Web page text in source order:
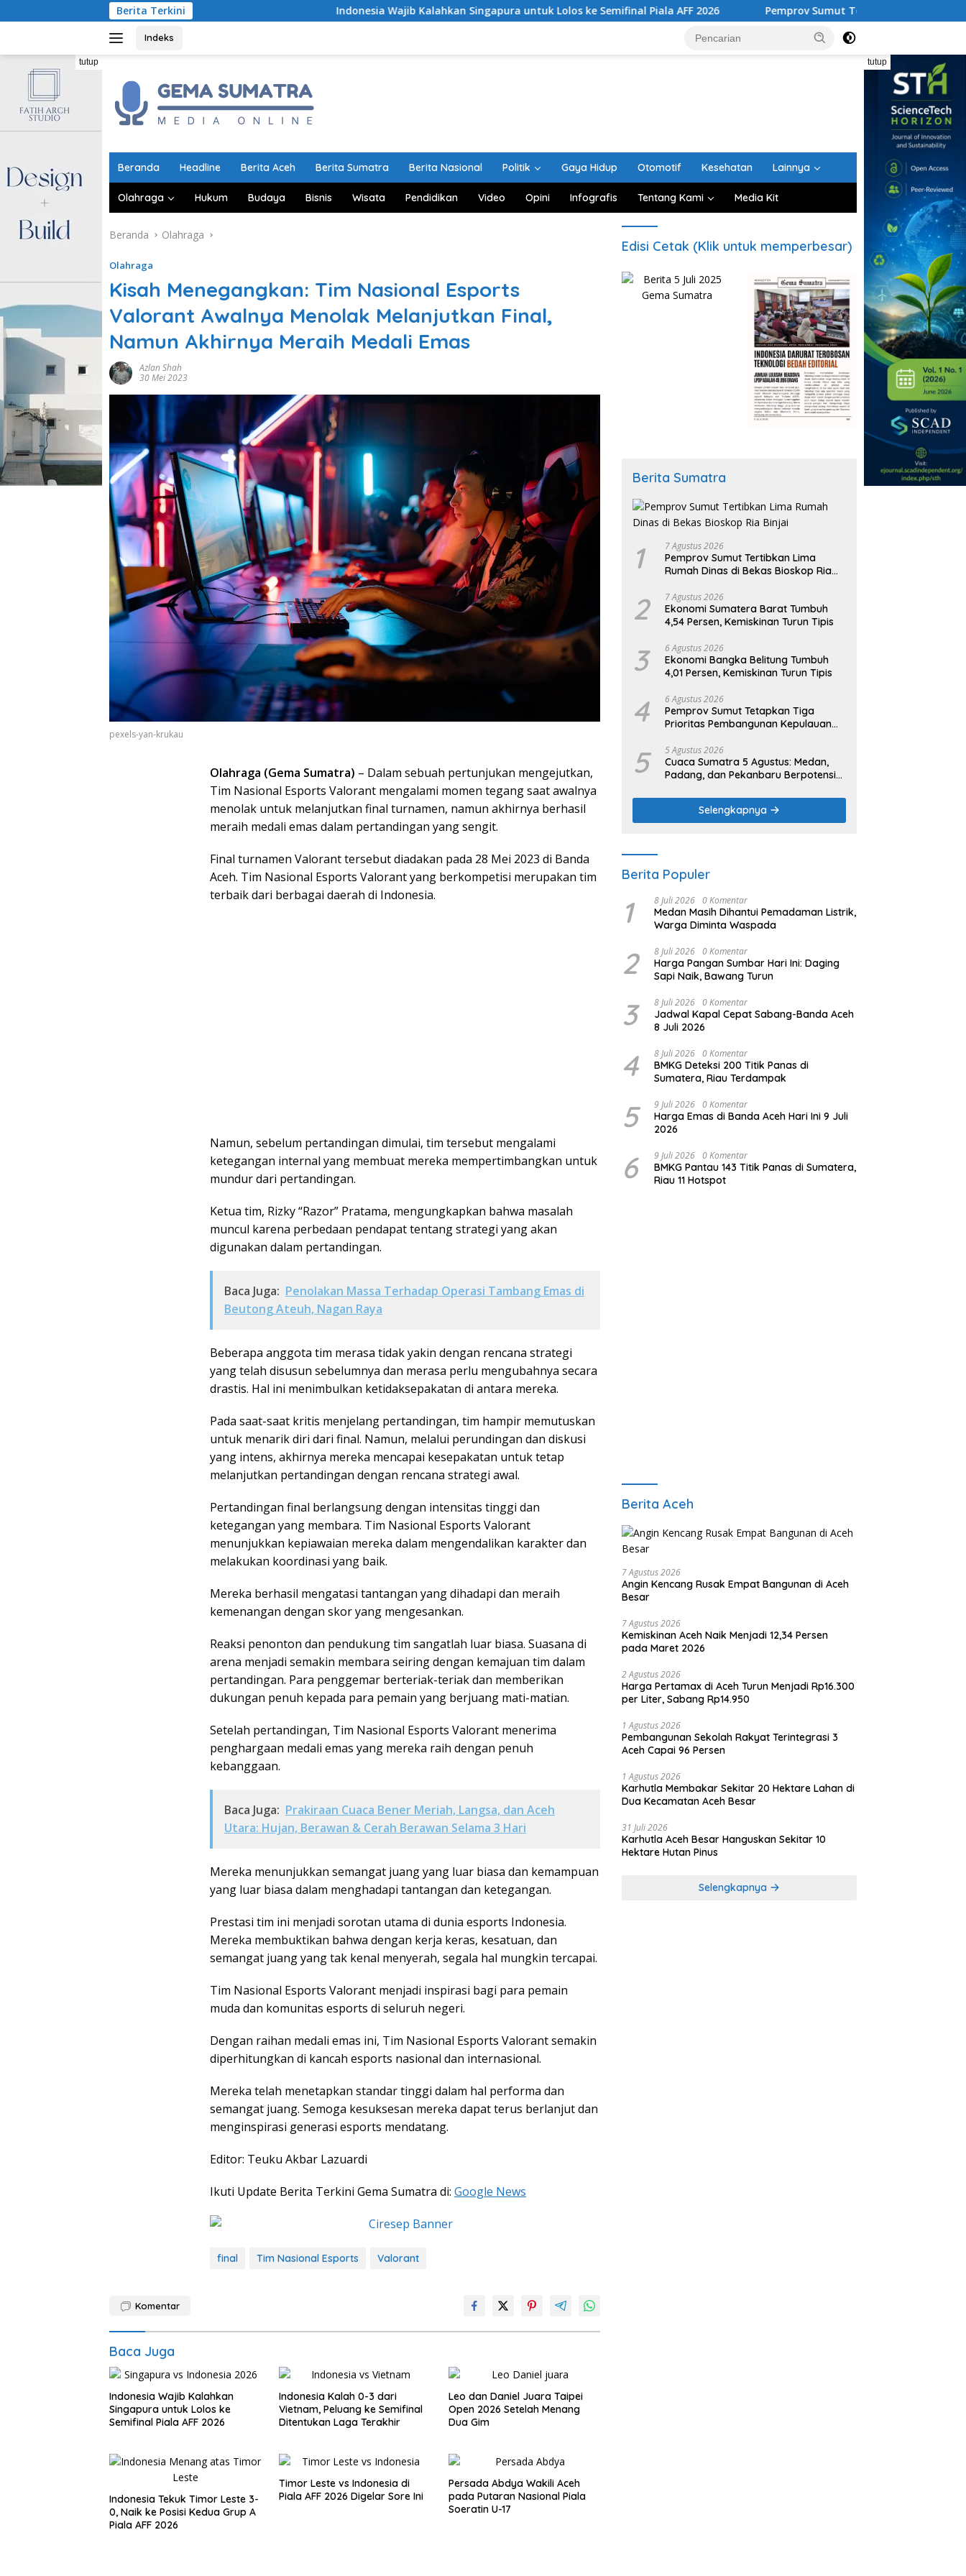
ke
Berita Terkini Indonesia Wajib Kalahkan Singapura untuk Lolos ke Semifinal Piala AFF 2026 Pemprov Sumut Tertibkan Lima Rumah Dinas di
Indeks
tutup tutup
Beranda Headline Berita Aceh Berita Sumatra Berita Nasional Politik Gaya Hidup Otomotif Kesehatan Lainnya
Olahraga Hukum Budaya Bisnis Wisata Pendidikan Video Opini Infografis Tentang Kami Media Kit
Beranda Olahraga
Olahraga
Kisah Menegangkan: Tim Nasional Esports
Valorant Awalnya Menolak Melanjutkan Final,
Namun Akhirnya Meraih Medali Emas
Azlan Shah
30 Mei 2023
pexels-yan-krukau
Olahraga (Gema Sumatra) – Dalam sebuah pertunjukan mengejutkan,
Tim Nasional Esports Valorant mengalami momen tegang saat awalnya
menolak untuk melanjutkan final turnamen, namun akhirnya berhasil
meraih medali emas dalam pertandingan yang sengit.
Final turnamen Valorant tersebut diadakan pada 28 Mei 2023 di Banda
Aceh. Tim Nasional Esports Valorant yang berkompetisi merupakan tim
terbaik dari berbagai daerah di Indonesia.
Namun, sebelum pertandingan dimulai, tim tersebut mengalami
ketegangan internal yang membuat mereka mempertimbangkan untuk
mundur dari pertandingan.
Ketua tim, Rizky “Razor” Pratama, mengungkapkan bahwa masalah
muncul karena perbedaan pendapat tentang strategi yang akan
digunakan dalam pertandingan.
Baca Juga: Penolakan Massa Terhadap Operasi Tambang Emas di
Beutong Ateuh, Nagan Raya
Beberapa anggota tim merasa tidak yakin dengan rencana strategi
yang telah disusun sebelumnya dan merasa perlu mengubahnya secara
drastis. Hal ini menimbulkan ketidaksepakatan di antara mereka.
Pada saat-saat kritis menjelang pertandingan, tim hampir memutuskan
untuk menarik diri dari final. Namun, melalui perundingan dan diskusi
yang intens, akhirnya mereka mencapai kesepakatan untuk tetap
melanjutkan pertandingan dengan rencana strategi awal.
Pertandingan final berlangsung dengan intensitas tinggi dan
ketegangan yang membara. Tim Nasional Esports Valorant
menunjukkan kepiawaian mereka dalam mengendalikan karakter dan
melakukan koordinasi yang baik.
Mereka berhasil mengatasi tantangan yang dihadapi dan meraih
kemenangan dengan skor yang mengesankan.
Reaksi penonton dan pendukung tim sangatlah luar biasa. Suasana di
arena menjadi semakin membara seiring dengan kemajuan tim dalam
pertandingan. Para penggemar berteriak-teriak dan memberikan
dukungan penuh kepada para pemain yang berjuang mati-matian.
Setelah pertandingan, Tim Nasional Esports Valorant menerima
penghargaan medali emas yang mereka raih dengan penuh
kebanggaan.
Baca Juga: Prakiraan Cuaca Bener Meriah, Langsa, dan Aceh
Utara: Hujan, Berawan & Cerah Berawan Selama 3 Hari
Mereka menunjukkan semangat juang yang luar biasa dan kemampuan
yang luar biasa dalam menghadapi tantangan dan ketegangan.
Prestasi tim ini menjadi sorotan utama di dunia esports Indonesia.
Mereka membuktikan bahwa dengan kerja keras, kesatuan, dan
semangat juang yang tak kenal menyerah, segala hal mungkin tercapai.
Tim Nasional Esports Valorant menjadi inspirasi bagi para pemain
muda dan komunitas esports di seluruh negeri.
Dengan raihan medali emas ini, Tim Nasional Esports Valorant semakin
diperhitungkan di kancah esports nasional dan internasional.
Mereka telah menetapkan standar tinggi dalam hal performa dan
semangat juang. Semoga kesuksesan mereka dapat terus berlanjut dan
menginspirasi generasi esports mendatang.
Editor: Teuku Akbar Lazuardi
Ikuti Update Berita Terkini Gema Sumatra di: Google News
final Tim Nasional Esports Valorant
Komentar
Baca Juga
Indonesia Wajib Kalahkan
Singapura untuk Lolos ke
Semifinal Piala AFF 2026
Indonesia Kalah 0-3 dari
Vietnam, Peluang ke Semifinal
Ditentukan Laga Terakhir
Leo dan Daniel Juara Taipei
Open 2026 Setelah Menang
Dua Gim
Indonesia Tekuk Timor Leste 3-
0, Naik ke Posisi Kedua Grup A
Piala AFF 2026
Timor Leste vs Indonesia di
Piala AFF 2026 Digelar Sore Ini
Persada Abdya Wakili Aceh
pada Putaran Nasional Piala
Soeratin U-17
Edisi Cetak (Klik untuk memperbesar)
Berita Sumatra
1 7 Agustus 2026
Pemprov Sumut Tertibkan Lima
Rumah Dinas di Bekas Bioskop Ria
2 7 Agustus 2026
Ekonomi Sumatera Barat Tumbuh
4,54 Persen, Kemiskinan Turun Tipis
3 6 Agustus 2026
Ekonomi Bangka Belitung Tumbuh
4,01 Persen, Kemiskinan Turun Tipis
4 6 Agustus 2026
Pemprov Sumut Tetapkan Tiga
Prioritas Pembangunan Kepulauan
5 5 Agustus 2026
Cuaca Sumatra 5 Agustus: Medan,
Padang, dan Pekanbaru Berpotensi
Selengkapnya
Berita Populer
1 8 Juli 2026 0 Komentar
Medan Masih Dihantui Pemadaman Listrik,
Warga Diminta Waspada
2 8 Juli 2026 0 Komentar
Harga Pangan Sumbar Hari Ini: Daging
Sapi Naik, Bawang Turun
3 8 Juli 2026 0 Komentar
Jadwal Kapal Cepat Sabang-Banda Aceh
8 Juli 2026
4 8 Juli 2026 0 Komentar
BMKG Deteksi 200 Titik Panas di
Sumatera, Riau Terdampak
5 9 Juli 2026 0 Komentar
Harga Emas di Banda Aceh Hari Ini 9 Juli
2026
6 9 Juli 2026 0 Komentar
BMKG Pantau 143 Titik Panas di Sumatera,
Riau 11 Hotspot
Berita Aceh
7 Agustus 2026
Angin Kencang Rusak Empat Bangunan di Aceh
Besar
7 Agustus 2026
Kemiskinan Aceh Naik Menjadi 12,34 Persen
pada Maret 2026
2 Agustus 2026
Harga Pertamax di Aceh Turun Menjadi Rp16.300
per Liter, Sabang Rp14.950
1 Agustus 2026
Pembangunan Sekolah Rakyat Terintegrasi 3
Aceh Capai 96 Persen
1 Agustus 2026
Karhutla Membakar Sekitar 20 Hektare Lahan di
Dua Kecamatan Aceh Besar
31 Juli 2026
Karhutla Aceh Besar Hanguskan Sekitar 10
Hektare Hutan Pinus
Selengkapnya